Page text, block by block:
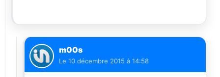
m00s
Le 10 décembre 2015 à 14:58